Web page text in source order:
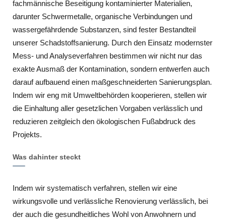
fachmännische Beseitigung kontaminierter Materialien,
darunter Schwermetalle, organische Verbindungen und
wassergefährdende Substanzen, sind fester Bestandteil
unserer Schadstoffsanierung. Durch den Einsatz modernster
Mess- und Analyseverfahren bestimmen wir nicht nur das
exakte Ausmaß der Kontamination, sondern entwerfen auch
darauf aufbauend einen maßgeschneiderten Sanierungsplan.
Indem wir eng mit Umweltbehörden kooperieren, stellen wir
die Einhaltung aller gesetzlichen Vorgaben verlässlich und
reduzieren zeitgleich den ökologischen Fußabdruck des
Projekts.
Was dahinter steckt
Indem wir systematisch verfahren, stellen wir eine
wirkungsvolle und verlässliche Renovierung verlässlich, bei
der auch die gesundheitliches Wohl von Anwohnern und